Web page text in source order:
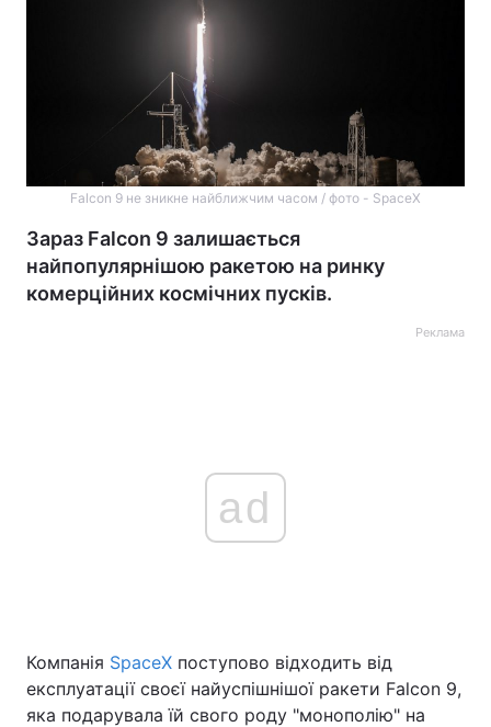
Falcon 9 не зникне найближчим часом / фото - SpaceX
Зараз Falcon 9 залишається
найпопулярнішою ракетою на ринку
комерційних космічних пусків.
Реклама
ad
Компанія SpaceX поступово відходить від
експлуатації своєї найуспішнішої ракети Falcon 9,
яка подарувала їй свого роду "монополію" на